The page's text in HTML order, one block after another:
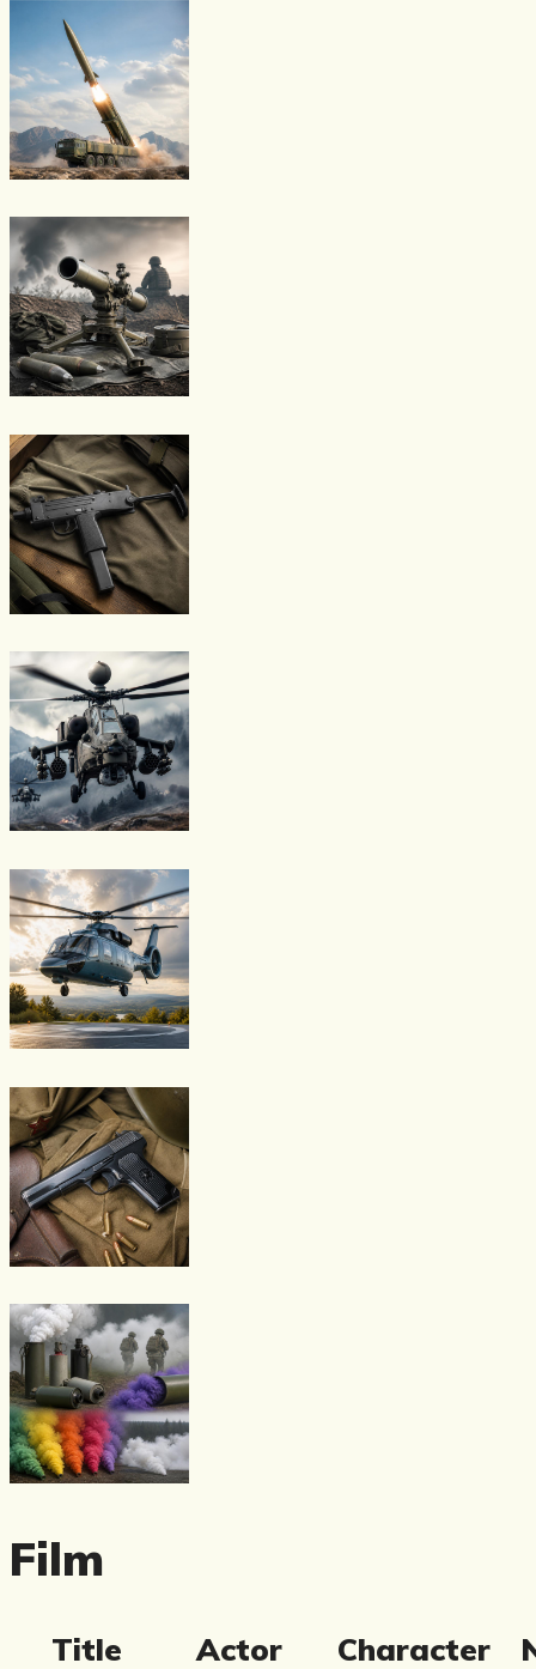
Film
Title Actor Character